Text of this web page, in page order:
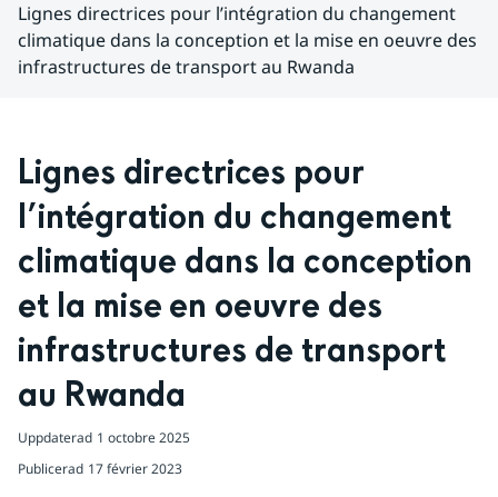
Lignes directrices pour l’intégration du changement
climatique dans la conception et la mise en oeuvre des
infrastructures de transport au Rwanda
Lignes directrices pour
l’intégration du changement
climatique dans la conception
et la mise en oeuvre des
infrastructures de transport
au Rwanda
Uppdaterad 1 octobre 2025
Publicerad 17 février 2023